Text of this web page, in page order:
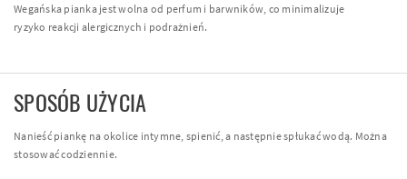
Wegańska pianka jest wolna od perfum i barwników, co minimalizuje
ryzyko reakcji alergicznych i podrażnień.
SPOSÓB UŻYCIA
Nanieść piankę na okolice intymne, spienić, a następnie spłukać wodą. Można
stosować codziennie.